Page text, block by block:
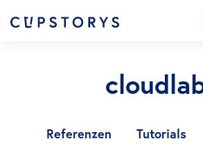
Referenzen Tutorials